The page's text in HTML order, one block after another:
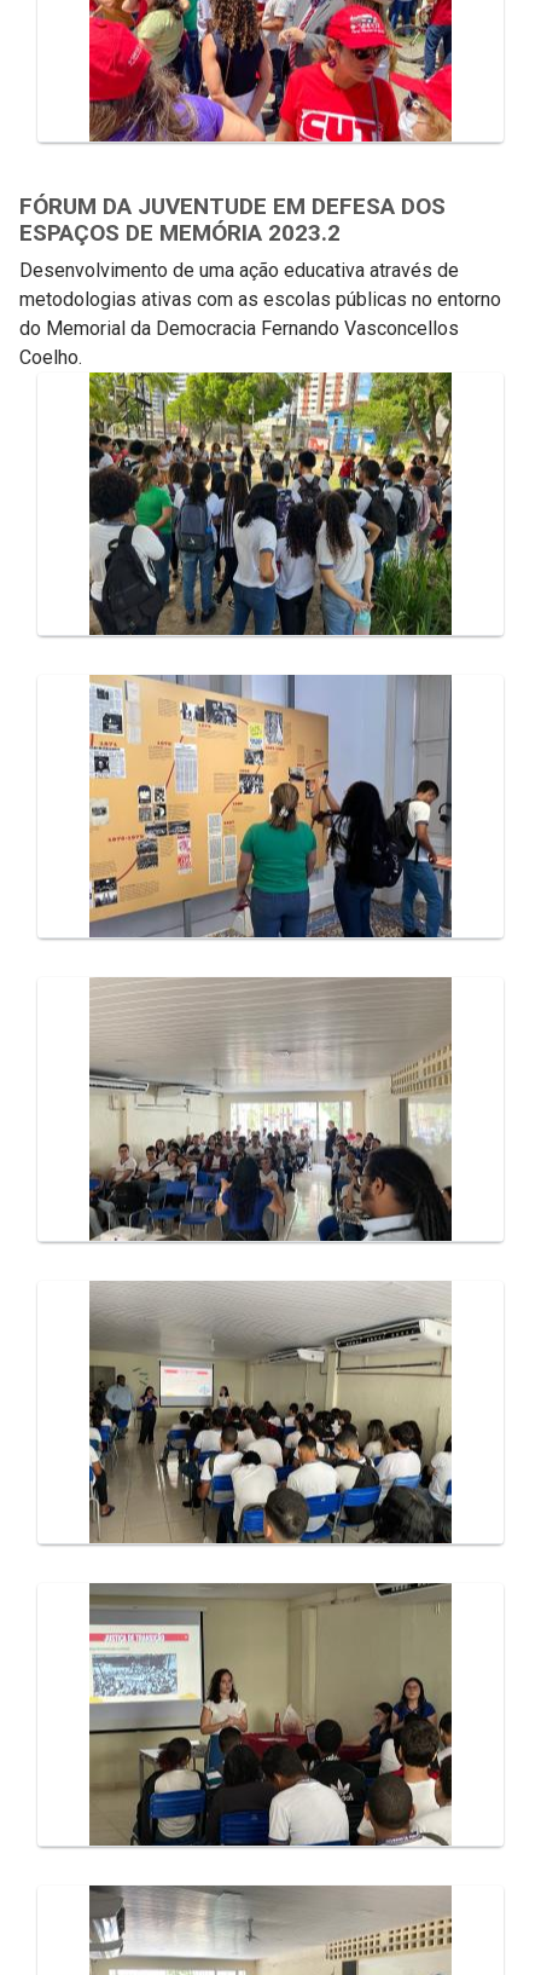
FÓRUM DA JUVENTUDE EM DEFESA DOS
ESPAÇOS DE MEMÓRIA 2023.2
Desenvolvimento de uma ação educativa através de
metodologias ativas com as escolas públicas no entorno
do Memorial da Democracia Fernando Vasconcellos
Coelho.
Galeria de Mídias